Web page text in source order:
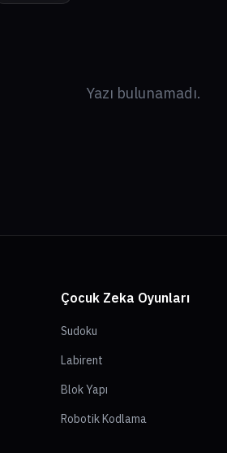
Yazı bulunamadı.
Çocuk Zeka Oyunları
Sudoku
Labirent
Blok Yapı
Robotik Kodlama